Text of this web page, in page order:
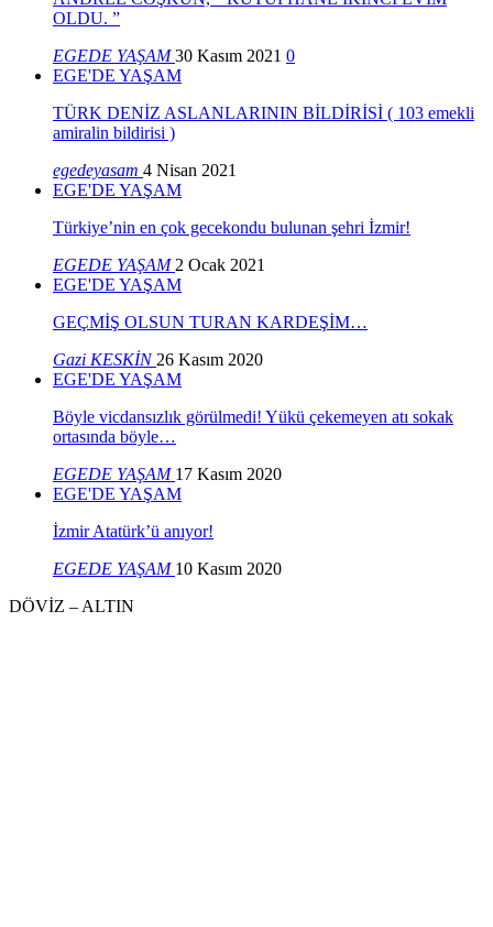
OLDU. ”
EGEDE YAŞAM30 Kasım 2021 0
EGE'DE YAŞAM
TÜRK DENİZ ASLANLARININ BİLDİRİSİ ( 103 emekli
amiralin bildirisi )
egedeyasam 4 Nisan 2021
EGE'DE YAŞAM
Türkiye’nin en çok gecekondu bulunan şehri İzmir!
EGEDE YAŞAM 2 Ocak 2021
EGE'DE YAŞAM
GEÇMİŞ OLSUN TURAN KARDEŞİM…
Gazi KESKİN 26 Kasım 2020
EGE'DE YAŞAM
Böyle vicdansızlık görülmedi! Yükü çekemeyen atı sokak
ortasında böyle…
EGEDE YAŞAM 17 Kasım 2020
EGE'DE YAŞAM
İzmir Atatürk’ü anıyor!
EGEDE YAŞAM 10 Kasım 2020
DÖVİZ – ALTIN